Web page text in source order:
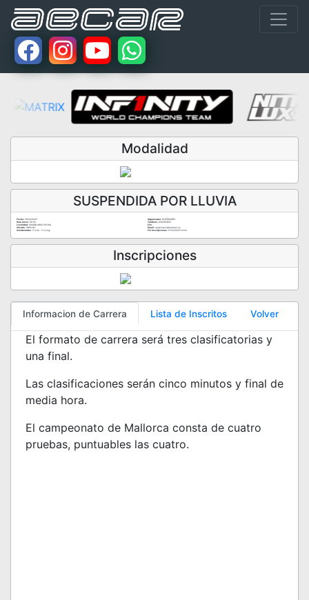
Modalidad
SUSPENDIDA POR LLUVIA
Fecha: 09/02/2025 Organizador:DIVERMODEL
Hora Inicio:
Teléfono:
636395830
Localidad:
CASABLANCA PALMA
Fax:
Circuito:
AREA 83 Email:angeloterc@hotmail.es
Coordenadas:
0 (Lat) - 0 (Long) Fin Inscripciones: 07/02/2025 14:00
Inscripciones
Informacion de Carrera Lista de Inscritos Volver
El formato de carrera será tres clasificatorias y
una final.
Las clasificaciones serán cinco minutos y final de
media hora.
El campeonato de Mallorca consta de cuatro
pruebas, puntuables las cuatro.